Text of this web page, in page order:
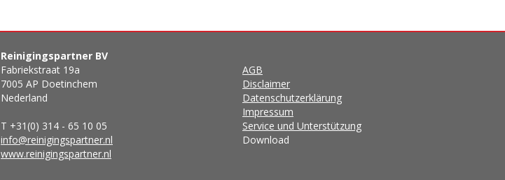
Reinigingspartner BV
Fabriekstraat 19a
7005 AP Doetinchem
Nederland
T +31(0) 314 - 65 10 05
info@reinigingspartner.nl
www.reinigingspartner.nl
AGB
Disclaimer
Datenschutzerklärung
Impressum
Service und Unterstützung
Download